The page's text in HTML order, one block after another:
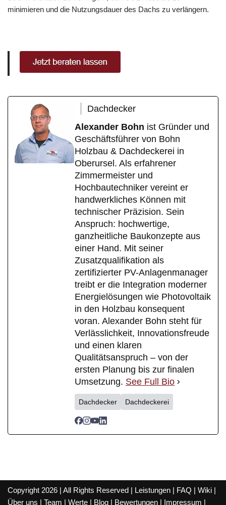
minimieren und die Nutzungsdauer des Dachs zu verlängern.
Dachdecker
Alexander Bohn ist Gründer und
Geschäftsführer von Bohn
Holzbau & Dachdeckerei in
Oberursel. Als erfahrener
Zimmermeister und
Hochbautechniker vereint er
handwerkliches Können mit
technischer Präzision. Sein
Anspruch: hochwertige,
ganzheitliche Baukonzepte aus
einer Hand. Mit seiner
Zusatzqualifikation als
zertifizierter PV-Anlagenmanager
treibt er die Integration moderner
Energielösungen wie Photovoltaik
in den Holzbau konsequent
voran. Alexander Bohn steht für
Verlässlichkeit, Innovationsfreude
und einen klaren
Qualitätsanspruch – von der
ersten Planung bis zur finalen
Umsetzung. See Full Bio
Dachdecker Dachdeckerei
Copyright 2026 | All Rights Reserved | Leistungen FAQ Wiki
Über uns
Team Werte Blog Bewertungen Impressum